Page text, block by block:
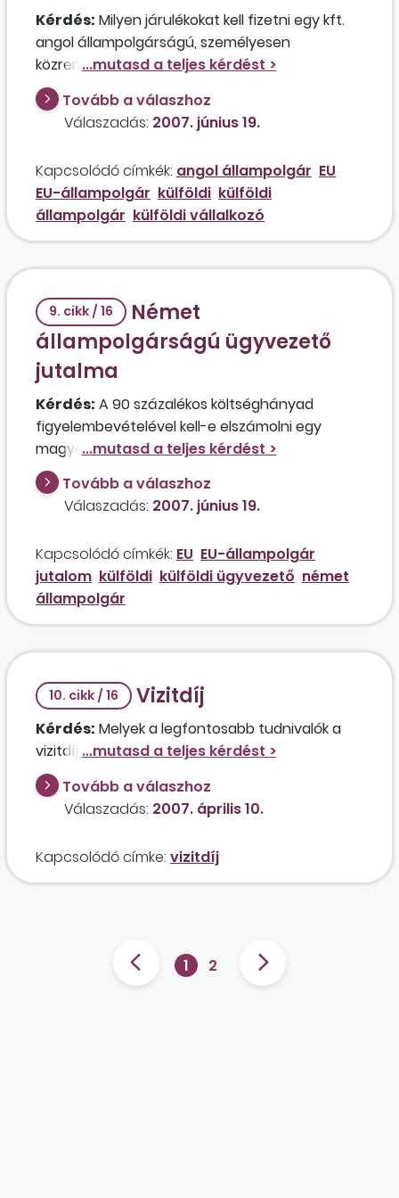
Kérdés: Milyen járulékokat kell fizetni egy kft.
angol állampolgárságú, személyesen
közreműködő tagjai részére rendszeresen
kifizetett jövedelem után abban az esetben, ha
a tagok Nagy-Britanniában nyugdíj- és
egészségbiztosítással rendelkeznek, és
Magyarországon? Amennyiben nem szükséges
nyugdíj- és egészségbiztosítási járulékot fizetni
a Magyarországon kifizetett tagi jövedelem
után, milyen bizonylattal igazolhatják az uniós
biztosításukat az érintett tagok?
Tovább a válaszhoz
Válaszadás: 2007. június 19.
Kapcsolódó címkék: angol állampolgár EU
EU-állampolgár külföldi külföldi
állampolgár külföldi vállalkozó
9. cikk / 16
Német
állampolgárságú ügyvezető
jutalma
Kérdés: A 90 százalékos költséghányad
figyelembevételével kell-e elszámolni egy
magyar cég német állampolgárságú
ügyvezetője részére év végén fizetett
jutalmat? Az ügyvezetőnek Németországban
teljes munkaidős állása van, évente 3-4
cégtől tiszteletdíjban részesül. Kell-e utána
ehót fizetni Magyarországon, ha
Németországban teljes munkaidőben dolgozik,
és ott biztosított?
Tovább a válaszhoz
Válaszadás: 2007. június 19.
Kapcsolódó címkék: EU EU-állampolgár
jutalom külföldi külföldi ügyvezető német
állampolgár
10. cikk / 16 Vizitdíj
Kérdés: Melyek a legfontosabb tudnivalók a
vizitdíjjal kapcsolatban?
Tovább a válaszhoz
Válaszadás: 2007. április 10.
Kapcsolódó címke: vizitdíj
1 2